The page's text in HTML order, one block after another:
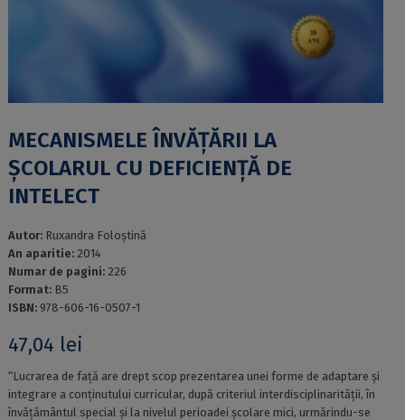
MECANISMELE ÎNVĂŢĂRII LA
ŞCOLARUL CU DEFICIENŢĂ DE
INTELECT
Autor: Ruxandra Foloştină
An aparitie: 2014
Numar de pagini: 226
Format: B5
ISBN: 978-606-16-0507-1
47,04 lei
“Lucrarea de faţă are drept scop prezentarea unei forme de adaptare şi
integrare a conţinutului curricular, după criteriul interdisciplinarităţii, în
învăţământul special şi la nivelul perioadei şcolare mici, urmărindu-se